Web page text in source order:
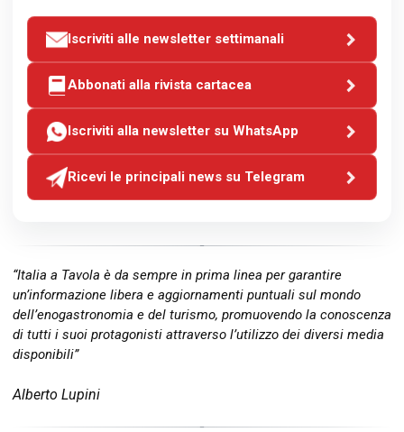
Iscriviti alle newsletter settimanali
Abbonati alla rivista cartacea
Iscriviti alla newsletter su WhatsApp
Ricevi le principali news su Telegram
“Italia a Tavola è da sempre in prima linea per garantire
un’informazione libera e aggiornamenti puntuali sul mondo
dell’enogastronomia e del turismo, promuovendo la conoscenza
di tutti i suoi protagonisti attraverso l’utilizzo dei diversi media
disponibili”
Alberto Lupini